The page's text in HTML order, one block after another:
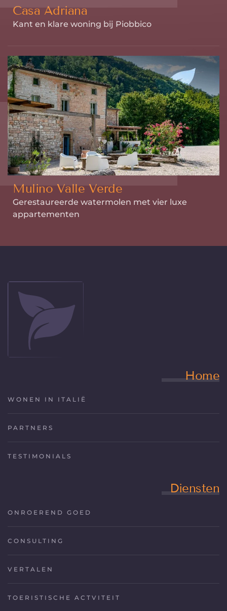
Casa Adriana
Kant en klare woning bij Piobbico
Mulino Valle Verde
Gerestaureerde watermolen met vier luxe
appartementen
Home
WONEN IN ITALIË
PARTNERS
TESTIMONIALS
Diensten
ONROEREND GOED
CONSULTING
VERTALEN
TOERISTISCHE ACTVITEIT